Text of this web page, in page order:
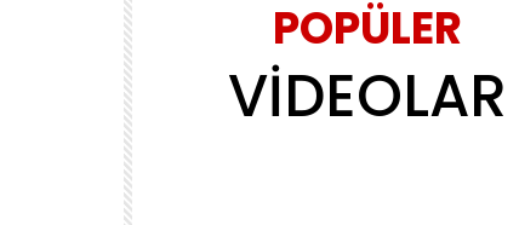
POPÜLER
VİDEOLAR
Daha sonra izle